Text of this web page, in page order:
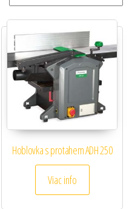
Hoblovka s protahem ADH 250
Viac info